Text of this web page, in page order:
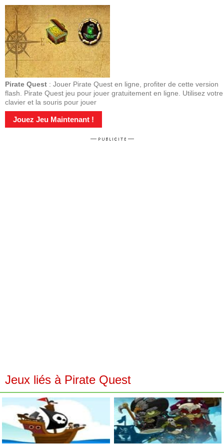
Pirate Quest : Jouer Pirate Quest en ligne, profiter de cette version
flash. Pirate Quest jeu pour jouer gratuitement en ligne. Utilisez votre
clavier et la souris pour jouer
Jouez Jeu Maintenant !
Jeux liés à Pirate Quest